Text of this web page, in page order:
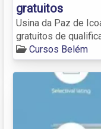
gratuitos
Usina da Paz de
gratuitos de
Cursos Belém